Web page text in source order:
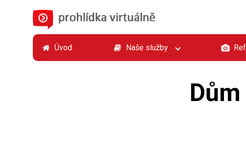
Úvod Naše služby